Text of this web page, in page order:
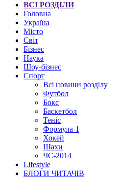
ВСІ РОЗДІЛИ
Головна
Україна
Місто
Світ
Бізнес
Наука
Шоу-бізнес
Спорт
Всі новини розділу
Футбол
Бокс
Баскетбол
Теніс
Формула-1
Хокей
Шахи
ЧС-2014
Lifestyle
БЛОГИ ЧИТАЧІВ